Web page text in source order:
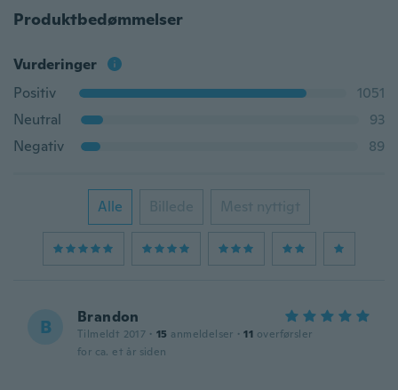
Produktbedømmelser
Vurderinger
Positiv
1051
Neutral
93
Negativ
89
Alle Billede Mest nyttigt
B Brandon
Tilmeldt 2017 · 15 anmeldelser · 11 overførsler
for ca. et år siden